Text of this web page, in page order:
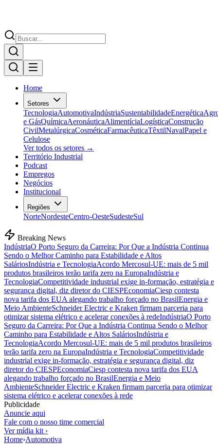
Home
Setores
TecnologiaAutomotivaIndústriaSustentabilidadeEnergética
e GásQuímicaAeronáuticaAlimentíciaLogísticaConstrução
CivilMetalúrgicaCosméticaFarmacêuticaTêxtilNavalPapel e
Celulose
Ver todos os setores →
Território Industrial
Podcast
Empregos
Negócios
Institucional
Regiões
NorteNordesteCentro-OesteSudesteSul
Breaking News
IndústriaO Porto Seguro da Carreira: Por Que a Indústria Continua
Sendo o Melhor Caminho para Estabilidade e Altos
SaláriosIndústria e TecnologiaAcordo Mercosul-UE: mais de 5 mil
produtos brasileiros terão tarifa zero na EuropaIndústria e
TecnologiaCompetitividade industrial exige in-formação, estratégia e
segurança digital, diz diretor do CIESPEconomiaCiesp contesta
nova tarifa dos EUA alegando trabalho forçado no BrasilEnergia e
Meio AmbienteSchneider Electric e Kraken firmam parceria para
otimizar sistema elétrico e acelerar conexões à redeIndústriaO Porto
Seguro da Carreira: Por Que a Indústria Continua Sendo o Melhor
Caminho para Estabilidade e Altos SaláriosIndústria e
TecnologiaAcordo Mercosul-UE: mais de 5 mil produtos brasileiros
terão tarifa zero na EuropaIndústria e TecnologiaCompetitividade
industrial exige in-formação, estratégia e segurança digital, diz
diretor do CIESPEconomiaCiesp contesta nova tarifa dos EUA
alegando trabalho forçado no BrasilEnergia e Meio
AmbienteSchneider Electric e Kraken firmam parceria para otimizar
sistema elétrico e acelerar conexões à rede
Publicidade
Anuncie aqui
Fale com o nosso time comercial
Ver mídia kit ›
Home›Automotiva